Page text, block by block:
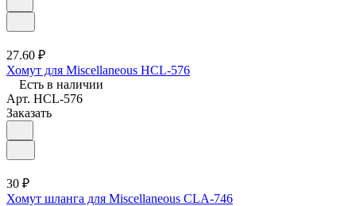
27.60 ₽
Хомут для Miscellaneous HCL-576
Есть в наличии
Арт. HCL-576
Заказать
30 ₽
Хомут шланга для Miscellaneous CLA-746